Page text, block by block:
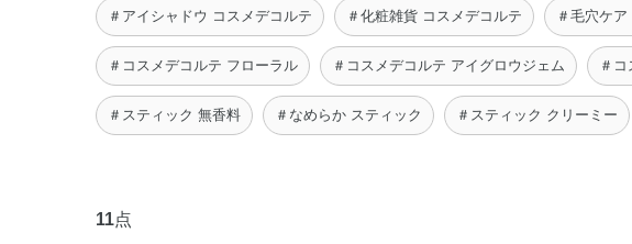
＃アイシャドウ コスメデコルテ ＃化粧雑貨 コスメデコルテ ＃毛穴ケ
＃コスメデコルテ フローラル ＃コスメデコルテ アイグロウジェム ＃
＃スティック 無香料 ＃なめらか スティック ＃スティック クリーミー
11点